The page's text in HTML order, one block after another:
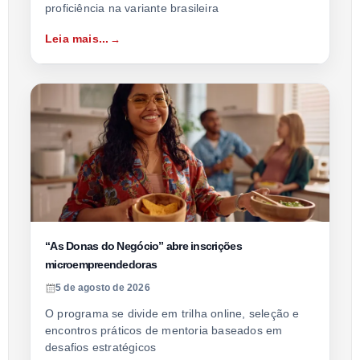
proficiência na variante brasileira
Leia mais...
“As Donas do Negócio” abre inscrições
microempreendedoras
5 de agosto de 2026
O programa se divide em trilha online, seleção e
encontros práticos de mentoria baseados em
desafios estratégicos